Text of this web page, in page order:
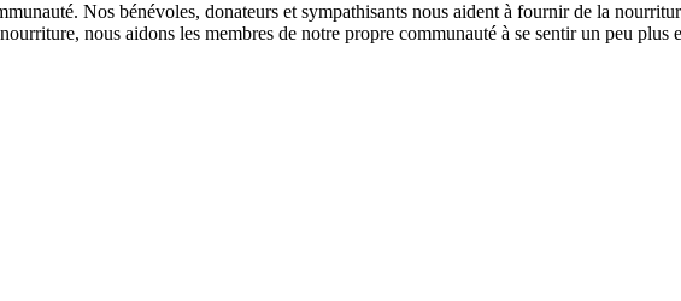
Nos bénévoles, donateurs et sympathisants nous aident à fournir de la
nous aidons les membres de notre propre communauté à se sentir un peu